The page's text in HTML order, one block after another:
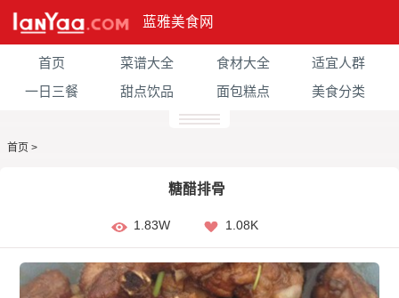
蓝雅美食网
首页 菜谱大全 食材大全
适宜人群
一日三餐
甜点饮品 面包糕点 美食分类
首页 >
糖醋排骨
1.83W 1.08K